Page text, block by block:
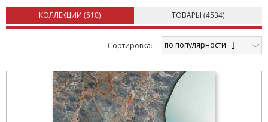
КОЛЛЕКЦИИ (510) ТОВАРЫ (4534)
Cортировка: по популярности